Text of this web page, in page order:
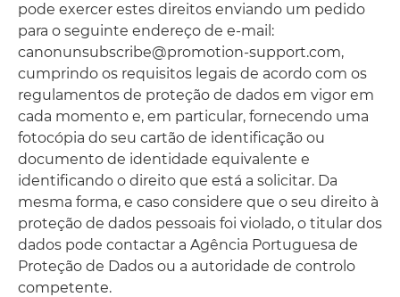
pode exercer estes direitos enviando um pedido
para o seguinte endereço de e-mail:
canonunsubscribe@promotion-support.com,
cumprindo os requisitos legais de acordo com os
regulamentos de proteção de dados em vigor em
cada momento e, em particular, fornecendo uma
fotocópia do seu cartão de identificação ou
documento de identidade equivalente e
identificando o direito que está a solicitar. Da
mesma forma, e caso considere que o seu direito à
proteção de dados pessoais foi violado, o titular dos
dados pode contactar a Agência Portuguesa de
Proteção de Dados ou a autoridade de controlo
competente.